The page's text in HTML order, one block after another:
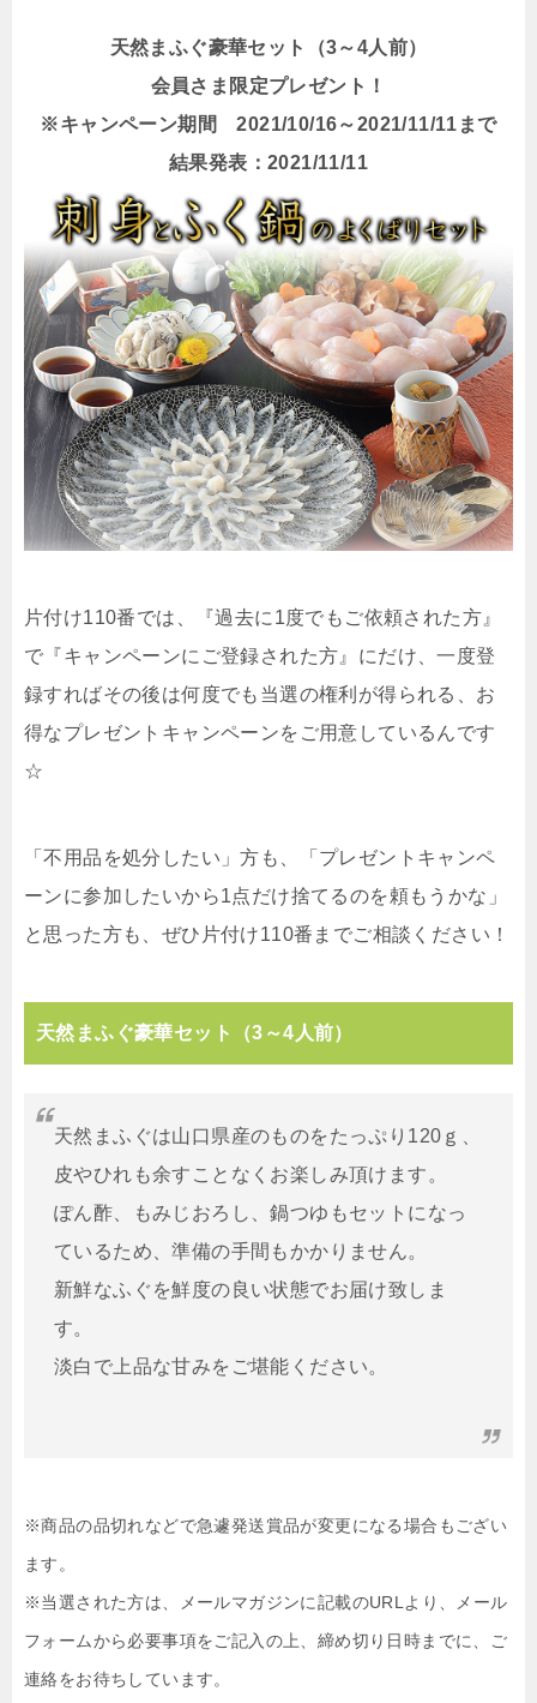
天然まふぐ豪華セット（3～4人前）
会員さま限定プレゼント！
※キャンペーン期間 2021/10/16～2021/11/11まで
結果発表：2021/11/11
片付け110番では、『過去に1度でもご依頼された方』
で『キャンペーンにご登録された方』にだけ、一度登
録すればその後は何度でも当選の権利が得られる、お
得なプレゼントキャンペーンをご用意しているんです
☆
「不用品を処分したい」方も、「プレゼントキャンペ
ーンに参加したいから1点だけ捨てるのを頼もうかな」
と思った方も、ぜひ片付け110番までご相談ください！
天然まふぐ豪華セット（3～4人前）
天然まふぐは山口県産のものをたっぷり120ｇ、
皮やひれも余すことなくお楽しみ頂けます。
ぽん酢、もみじおろし、鍋つゆもセットになっ
ているため、準備の手間もかかりません。
新鮮なふぐを鮮度の良い状態でお届け致しま
す。
淡白で上品な甘みをご堪能ください。
※商品の品切れなどで急遽発送賞品が変更になる場合もござい
ます。
※当選された方は、メールマガジンに記載のURLより、メール
フォームから必要事項をご記入の上、締め切り日時までに、ご
連絡をお待ちしています。